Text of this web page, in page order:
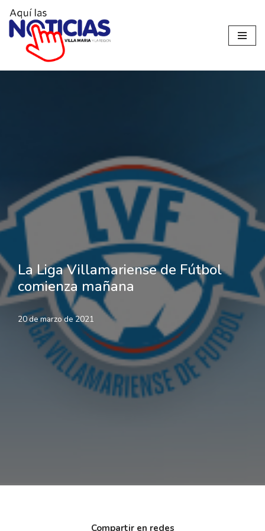
contenido
La Liga Villamariense de Fútbol
comienza mañana
20 de marzo de 2021
Compartir en redes